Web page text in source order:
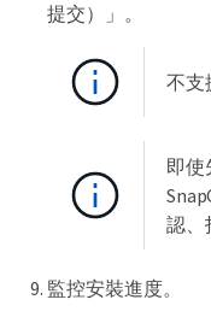
提交）」。
不支
即使
認、
監控安裝進度。